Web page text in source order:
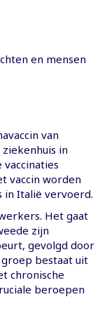
en mensen
van
in
vaccin worden
in Italië vervoerd.
Het gaat
zijn
gevolgd door
bestaat uit
chronische
beroepen